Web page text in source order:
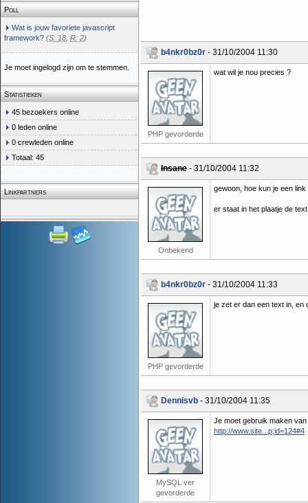
Poll
Wat is jouw favoriete javascript
framework? (S: 18 R: 2)
Je moet ingelogd zijn om te stemmen.
Statistieken
45 bezoekers online
0 leden online
0 crewleden online
Totaal: 45
Linkpartners
b4nkr0bz0r - 31/10/2004 11:30
PHP gevorderde
wat wil je nou precies ?
Insane - 31/10/2004 11:32
Onbekend
gewoon, hoe kun je een
er staat in het plaatje de
b4nkr0bz0r - 31/10/2004 11:33
PHP gevorderde
je zet er dan een text in, en
Dennisvb - 31/10/2004 11:35
MySQL ver
gevorderde
Je moet gebruik maken
http://www.site...p;id=124#4